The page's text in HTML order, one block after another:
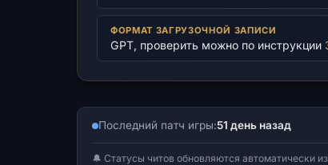
ФОРМАТ ЗАГРУЗОЧНОЙ ЗАПИСИ
GPT, проверить можно по инструкции
Последний патч игры:51 день назад
🔔 Статусы читов обновляются автоматически из